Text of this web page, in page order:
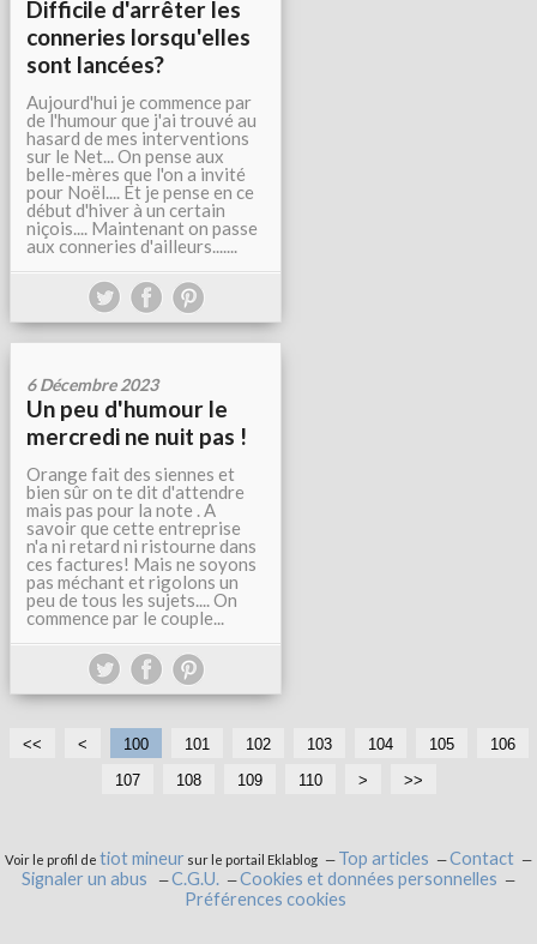
Difficile d'arrêter les
conneries lorsqu'elles
sont lancées?
Aujourd'hui je commence par
de l'humour que j'ai trouvé au
hasard de mes interventions
sur le Net... On pense aux
belle-mères que l'on a invité
pour Noël.... Et je pense en ce
début d'hiver à un certain
niçois.... Maintenant on passe
aux conneries d'ailleurs.......
6 Décembre 2023
Un peu d'humour le
mercredi ne nuit pas !
Orange fait des siennes et
bien sûr on te dit d'attendre
mais pas pour la note . A
savoir que cette entreprise
n'a ni retard ni ristourne dans
ces factures! Mais ne soyons
pas méchant et rigolons un
peu de tous les sujets.... On
commence par le couple...
<< < 100 101 102 103 104 105
106
107
108 109 110
1
1
1
1
1
1
> >>
Voir le profil de tiot mineur sur le portail Eklablog Top articles
Contact
Signaler un abus
C.G.U.
Cookies et données personnelles
Préférences cookies